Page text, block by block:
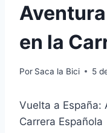
en la
Por Saca la Bici 5
Vuelta a España:
Carrera Española